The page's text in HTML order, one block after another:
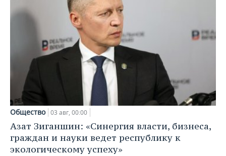
Общество 03 авг, 00:00
Азат Зиганшин: «Синергия власти, бизнеса,
граждан и науки ведет республику к
экологическому успеху»